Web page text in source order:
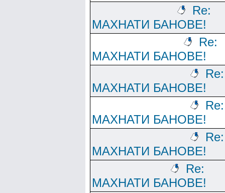
Re:
МАХНАТИ БАНОВЕ!
Re:
МАХНАТИ БАНОВЕ!
Re:
МАХНАТИ БАНОВЕ!
Re:
МАХНАТИ БАНОВЕ!
Re:
МАХНАТИ БАНОВЕ!
Re:
МАХНАТИ БАНОВЕ!